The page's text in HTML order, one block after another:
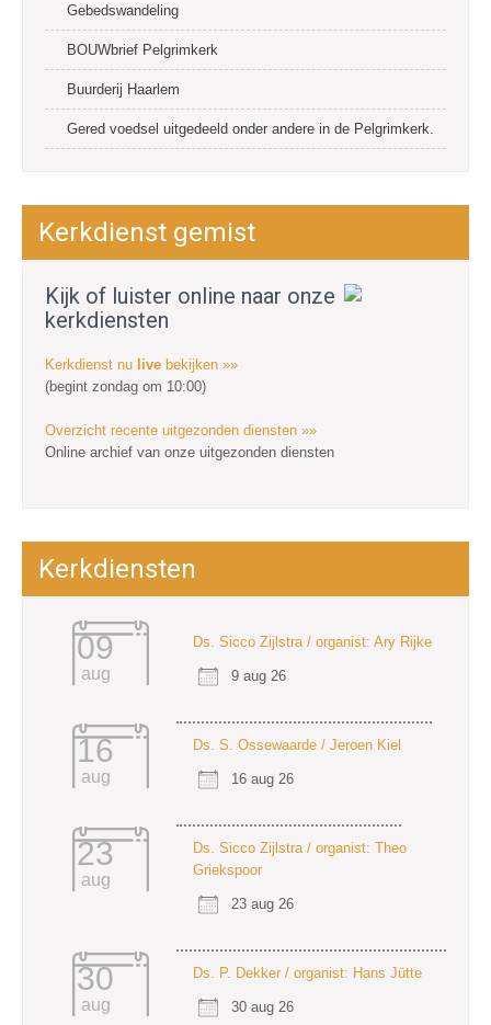
Gebedswandeling
BOUWbrief Pelgrimkerk
Buurderij Haarlem
Gered voedsel uitgedeeld onder andere in de Pelgrimkerk.
Kerkdienst gemist
Kijk of luister online naar onze
kerkdiensten
Kerkdienst nu live bekijken »»
(begint zondag om 10:00)
Overzicht recente uitgezonden diensten »»
Online archief van onze uitgezonden diensten
Kerkdiensten
09
aug
Ds. Sicco Zijlstra / organist: Ary Rijke
9 aug 26
16
aug
Ds. S. Ossewaarde / Jeroen Kiel
16 aug 26
23
aug
Ds. Sicco Zijlstra / organist: Theo
Griekspoor
23 aug 26
30
aug
Ds. P. Dekker / organist: Hans Jütte
30 aug 26